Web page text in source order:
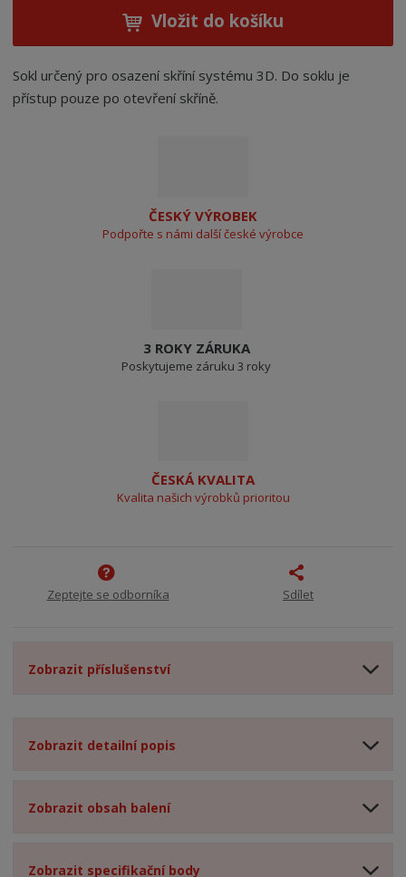
Vložit do košíku
Sokl určený pro osazení skříní systému 3D. Do soklu je
přístup pouze po otevření skříně.
ČESKÝ VÝROBEK
Podpořte s námi další české výrobce
3 ROKY ZÁRUKA
Poskytujeme záruku 3 roky
ČESKÁ KVALITA
Kvalita našich výrobků prioritou
Zeptejte se odborníka Sdílet
Zobrazit příslušenství
Zobrazit detailní popis
Zobrazit obsah balení
Zobrazit specifikační body